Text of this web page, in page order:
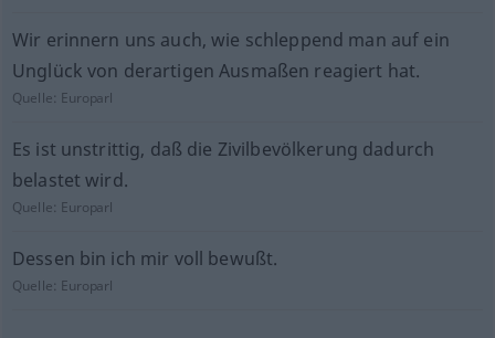
Wir erinnern uns auch, wie schleppend man auf ein
Unglück von derartigen Ausmaßen reagiert hat.
Quelle: Europarl
Es ist unstrittig, daß die Zivilbevölkerung dadurch
belastet wird.
Quelle: Europarl
Dessen bin ich mir voll bewußt.
Quelle: Europarl